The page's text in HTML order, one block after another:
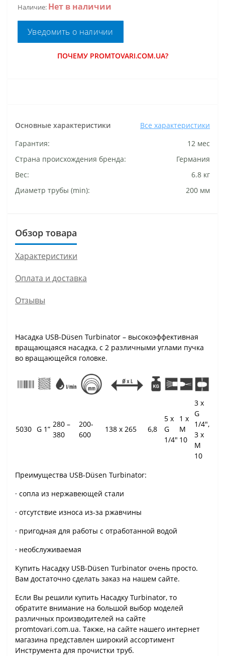
Наличие: Нет в наличии
Уведомить о наличии
ПОЧЕМУ PROMTOVARI.COM.UA?
Основные характеристики
Все характеристики
Гарантия:
12 мес
Страна происхождения бренда:
Германия
Вес:
6.8 кг
Диаметр трубы (min):
200 мм
Обзор товара
Характеристики
Оплата и доставка
Отзывы
Насадка USB-Düsen Turbinator – высокоэффективная
вращающаяся насадка, с 2 различными углами пучка
во вращающейся головке.
5030 G 1”
280 –
380
200-
600
138 x 265 6,8
5 x
G
1/4"
1 x
М
10
3 x
G
1/4",
3 x
М
10
Преимущества USB-Düsen Turbinator:
· сопла из нержавеющей стали
· отсутствие износа из-за ржавчины
· пригодная для работы с отработанной водой
· необслуживаемая
Купить Насадку USB-Düsen Turbinator очень просто.
Вам достаточно сделать заказ на нашем сайте.
Если Вы решили купить Насадку Turbinator, то
обратите внимание на большой выбор моделей
различных производителей на сайте
promtovari.com.ua. Также, на сайте нашего интернет
магазина представлен широкий ассортимент
Инструмента для прочистки труб.